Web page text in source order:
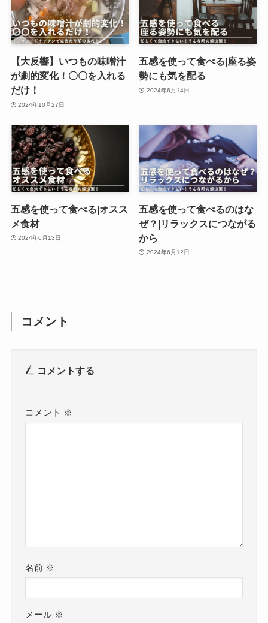
【大反響】いつもの味噌汁
が劇的変化！〇〇を入れる
だけ！
2024年10月27日
五感を使って食べる|座る姿
勢にも気を配る
2024年6月14日
五感を使って食べる|オスス
メ食材
2024年6月13日
五感を使って食べるのはな
ぜ？|リラックスにつながる
から
2024年6月12日
コメント
コメントする
コメント ※
名前 ※
メール ※